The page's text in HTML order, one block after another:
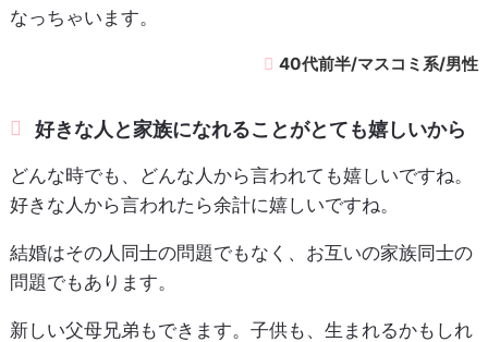
なっちゃいます。
40代前半/マスコミ系/男性
好きな人と家族になれることがとても嬉しいから
どんな時でも、どんな人から言われても嬉しいですね。
好きな人から言われたら余計に嬉しいですね。
結婚はその人同士の問題でもなく、お互いの家族同士の
問題でもあります。
新しい父母兄弟もできます。子供も、生まれるかもしれ